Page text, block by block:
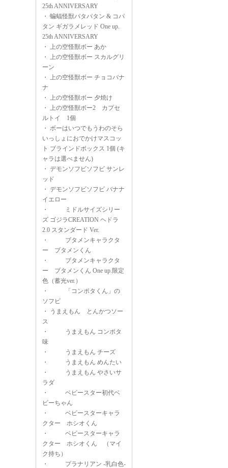
25th ANNIVERSARY
・ 蝙蝠怪獣パタパタン & コパ
タン ギガラメレッド One up.
25th ANNIVERSARY
・ 上の空怪獣ボー あか
・ 上の空怪獣ボー スカルグリ
ーン
・ 上の空怪獣ボー チョコバナ
ナ
・ 上の空怪獣ボー 夕焼け
・ 上の空怪獣ボー2 カプセ
ルトイ 1個
・ ボーはいつでもうわのそら
いっしょにおでかけマスコッ
ト ブラインドボックス 1個 (キ
ャラは選べません)
・ デモンソフビソフビ サンレ
ッド
・ デモンソフビソフビ バナナ
イエロー
・
ミドルサイズシリー
ズ ゴジラCREATION ヘドラ
2.0 スタンダード Ver.
・
ブタメンキャラクタ
ー ブタメンくん
・
ブタメンキャラクタ
ー ブタメンくん One up.限定
色（蓄光ver.）
・
「コンポタくん」の
ソフビ
・
うまえもん とんかつソー
ス
・
うまえもん コンポタ
味
・
うまえもん チーズ
・
うまえもん めんたい
・
うまえもん やさいサ
ラダ
・
ベビースター初代ベ
ビーちゃん
・
ベビースターキャラ
クター ホシオくん
・
ベビースターキャラ
クター ホシオくん （マイ
ク持ち）
・
プラナリアン -乳白色-